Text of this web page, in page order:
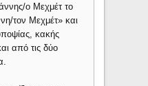
ο Μεχμέτ το
τον Μεχμέτ» και
κακής
από τις δύο